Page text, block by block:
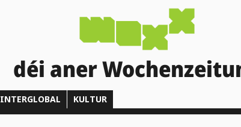
déi aner
INTERGLOBAL KULTUR